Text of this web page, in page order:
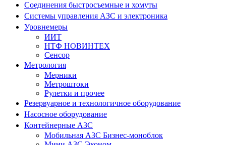
Соединения быстросъемные и хомуты
Системы управления АЗС и электроника
Уровнемеры
ИИТ
НТФ НОВИНТЕХ
Сенсор
Метрология
Мерники
Метроштоки
Рулетки и прочее
Резервуарное и технологичное оборудование
Насосное оборудование
Контейнерные АЗС
Мобильная АЗС Бизнес-моноблок